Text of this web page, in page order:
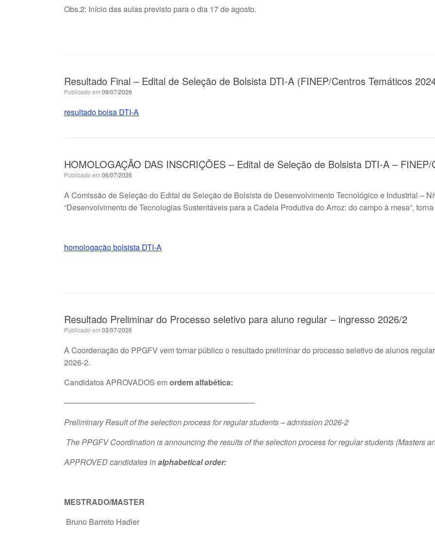
Obs.2: Início das aulas previsto para o dia 17 de agosto.
Resultado Final – Edital de Seleção de Bolsista DTI-A (FINEP/Centros Temáticos
Publicado em 09/07/2026
resultado bolsa DTI-A
HOMOLOGAÇÃO DAS INSCRIÇÕES – Edital de Seleção de Bolsista DTI-A –
Publicado em 06/07/2026
A Comissão de Seleção do Edital de Seleção de Bolsista de Desenvolvimento Tecnológico e Industrial –
“Desenvolvimento de Tecnologias Sustentáveis para a Cadeia Produtiva do Arroz: do campo à mesa”,
homologação bolsista DTI-A
Resultado Preliminar do Processo seletivo para aluno regular – ingresso 2026/2
Publicado em 03/07/2026
A Coordenação do PPGFV vem tornar público o resultado preliminar do processo seletivo de alunos
2026-2.
Candidatos APROVADOS emordem alfabética:
————————————————————————–
Preliminary Result of the selection process for regular students – admission 2026-2
The PPGFV Coordination is announcing the results of the selection process for regular students (Masters
APPROVED candidates inalphabetical order:
MESTRADO/MASTER
Bruno Barreto Hadler